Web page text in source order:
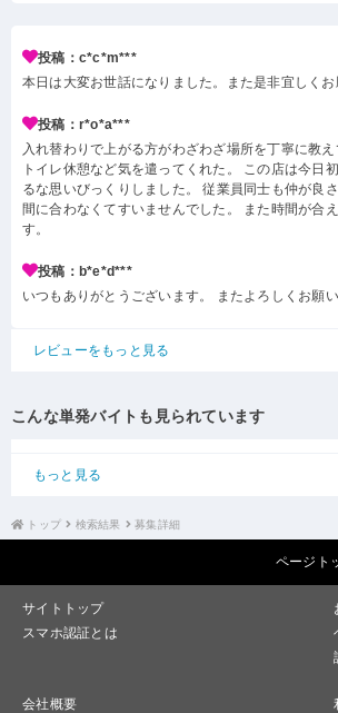
投稿：c*c*m***
本日は大変お世話になりました。また是非宜しくお
投稿：r*o*a***
入れ替わりで上がる方がわざわざ場所を丁寧に教
トイレ休憩など気を遣ってくれた。 この店は今日
るな思いびっくりしました。 従業員同士も仲が良
間に合わなくてすいませんでした。 また時間が合
す。
投稿：b*e*d***
いつもありがとうございます。 またよろしくお願い
レビューをもっと見る
こんな単発バイトも見られています
もっと見る
トップ 検索結果 募集詳細
ページト
サイトトップ
スマホ認証とは
会社概要